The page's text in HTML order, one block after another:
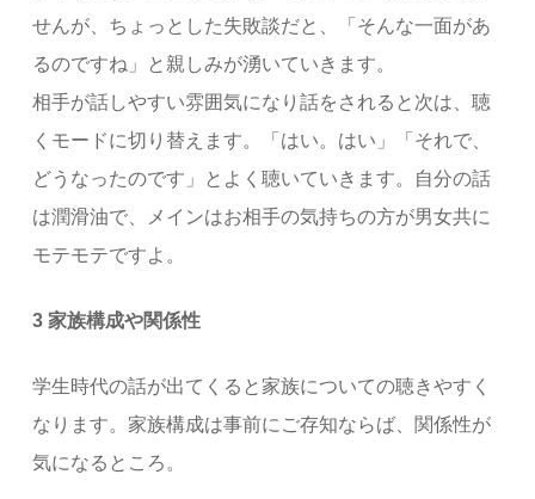
せんが、ちょっとした失敗談だと、「そんな一面があ
るのですね」と親しみが湧いていきます。
相手が話しやすい雰囲気になり話をされると次は、聴
くモードに切り替えます。「はい。はい」「それで、
どうなったのです」とよく聴いていきます。自分の話
は潤滑油で、メインはお相手の気持ちの方が男女共に
モテモテですよ。
3 家族構成や関係性
学生時代の話が出てくると家族についての聴きやすく
なります。家族構成は事前にご存知ならば、関係性が
気になるところ。